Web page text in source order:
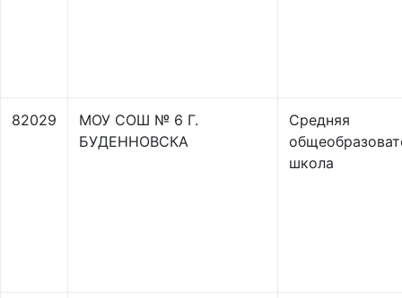
82029
МОУ СОШ № 6 Г.
БУДЕННОВСКА
Средняя
школа